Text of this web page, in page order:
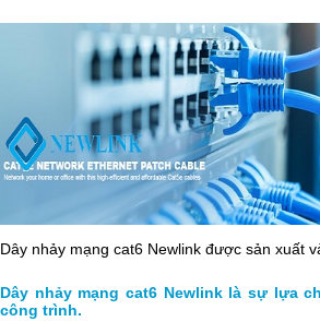
Dây nhảy mạng cat6 Newlink được sản xuất
Dây nhảy mạng cat6 Newlink là sự lựa
công trình.